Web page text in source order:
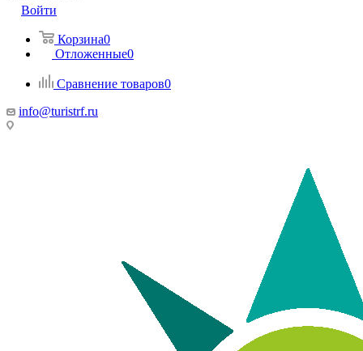
Войти
Корзина0
Отложенные0
Сравнение товаров0
info@turistrf.ru